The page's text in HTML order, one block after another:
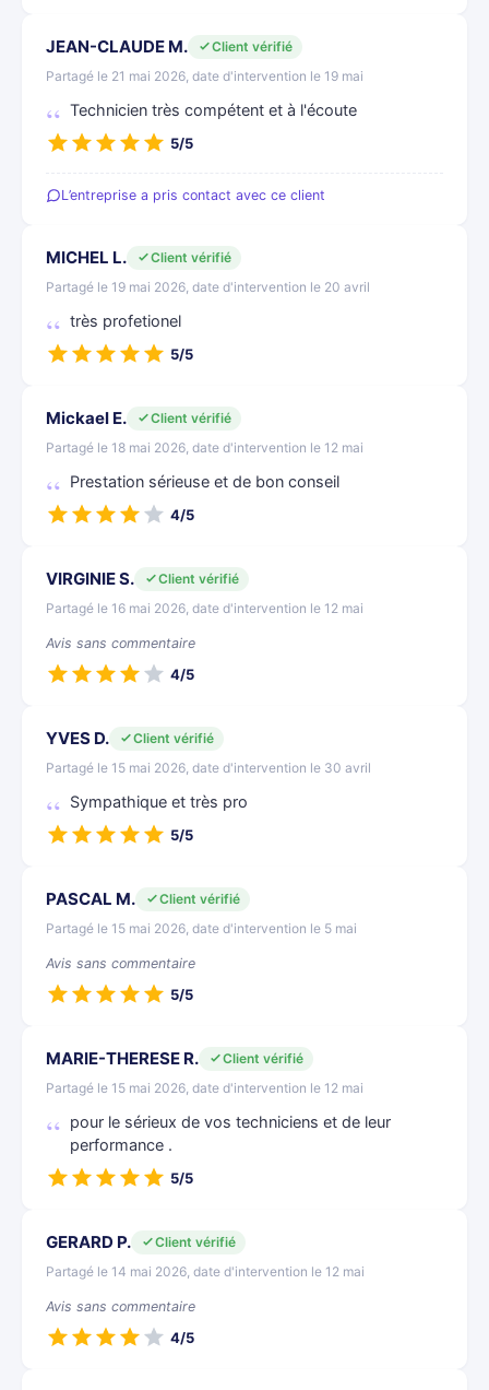
JEAN-CLAUDE M.
Client vérifié
Partagé le 21 mai 2026, date d'intervention le 19 mai
Technicien très compétent et à l'écoute
5/5
L’entreprise a pris contact avec ce client
MICHEL L.
Client vérifié
Partagé le 19 mai 2026, date d'intervention le 20 avril
très profetionel
5/5
Mickael E.
Client vérifié
Partagé le 18 mai 2026, date d'intervention le 12 mai
Prestation sérieuse et de bon conseil
4/5
VIRGINIE S.
Client vérifié
Partagé le 16 mai 2026, date d'intervention le 12 mai
Avis sans commentaire
4/5
YVES D.
Client vérifié
Partagé le 15 mai 2026, date d'intervention le 30 avril
Sympathique et très pro
5/5
PASCAL M.
Client vérifié
Partagé le 15 mai 2026, date d'intervention le 5 mai
Avis sans commentaire
5/5
MARIE-THERESE R.
Client vérifié
Partagé le 15 mai 2026, date d'intervention le 12 mai
pour le sérieux de vos techniciens et de leur
performance .
5/5
GERARD P.
Client vérifié
Partagé le 14 mai 2026, date d'intervention le 12 mai
Avis sans commentaire
4/5